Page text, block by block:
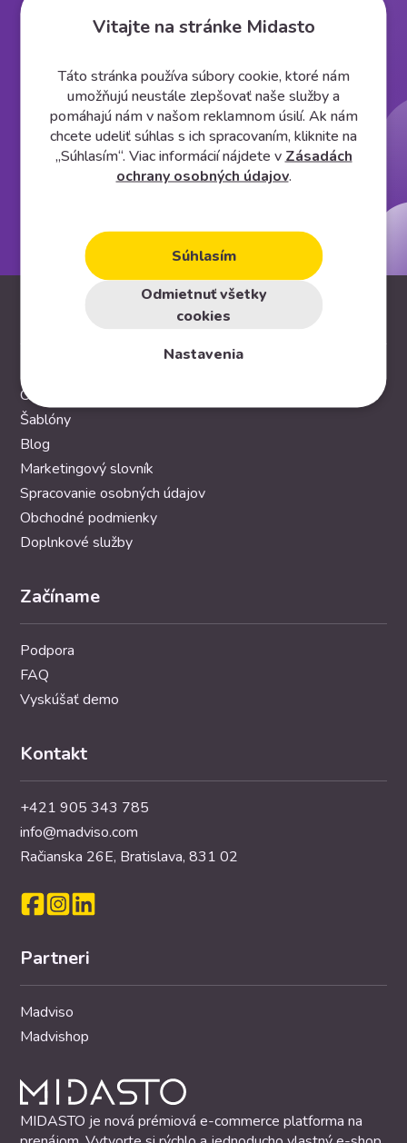
Vitajte na stránke Midasto
Táto stránka používa súbory cookie, ktoré nám
umožňujú neustále zlepšovať naše služby a
pomáhajú nám v našom reklamnom úsilí. Ak nám
chcete udeliť súhlas s ich spracovaním, kliknite na
„Súhlasím“. Viac informácií nájdete v Zásadách
ochrany osobných údajov.
Súhlasím
Odmietnuť všetky
cookies
Nastavenia
Cenník
Šablóny
Blog
Marketingový slovník
Spracovanie osobných údajov
Obchodné podmienky
Doplnkové služby
Začíname
Podpora
FAQ
Vyskúšať demo
Kontakt
+421 905 343 785
info@madviso.com
Račianska 26E, Bratislava, 831 02
Partneri
Madviso
Madvishop
MIDASTO je nová prémiová e-commerce platforma na